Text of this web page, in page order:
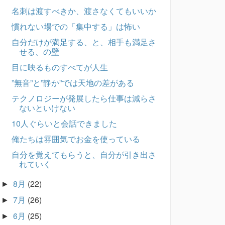
名刺は渡すべきか、渡さなくてもいいか
慣れない場での「集中する」は怖い
自分だけが満足する、と、相手も満足さ
せる、の壁
目に映るものすべてが人生
”無音”と”静か”では天地の差がある
テクノロジーが発展したら仕事は減らさ
ないといけない
10人ぐらいと会話できました
俺たちは雰囲気でお金を使っている
自分を覚えてもらうと、自分が引き出さ
れていく
► 8月 (22)
► 7月 (26)
► 6月 (25)